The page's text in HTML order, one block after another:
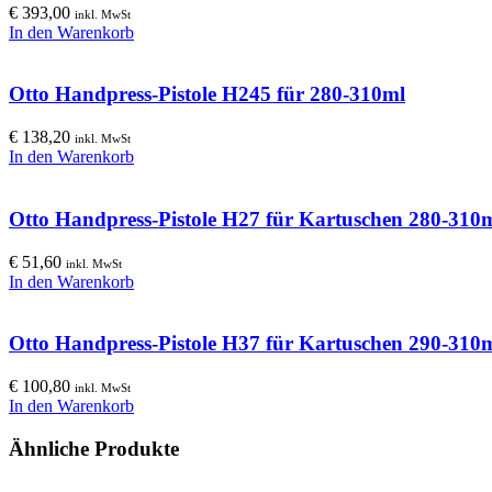
€ 393,00 inkl. MwSt
In den Warenkorb
Otto Handpress-Pistole H245 für 280-310ml
€ 138,20 inkl. MwSt
In den Warenkorb
Otto Handpress-Pistole H27 für Kartuschen 280-
€ 51,60 inkl. MwSt
In den Warenkorb
Otto Handpress-Pistole H37 für Kartuschen 290-
€ 100,80 inkl. MwSt
In den Warenkorb
Ähnliche Produkte